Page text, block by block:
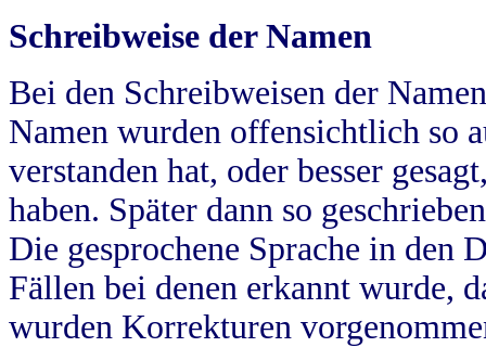
Schreibweise der Namen
Bei den Schreibweisen der
Namen wurden offensichtlich so
verstanden hat, oder besser
haben. Später dann so
Die gesprochene Sprache in
Fällen bei denen erkannt wurde,
wurden Korrekturen